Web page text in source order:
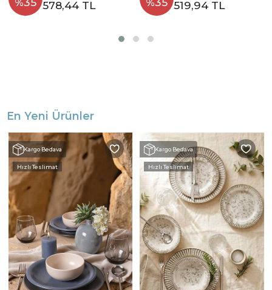
578,44 TL 519,94 TL
En Yeni Ürünler
Kargo Bedava
Hızlı Teslimat
Kargo Bedava
Hızlı Teslimat